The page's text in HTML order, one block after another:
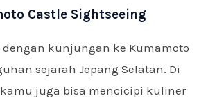
Castle Sightseeing
kunjungan ke Kumamoto
sejarah Jepang Selatan. Di
juga bisa mencicipi kuliner